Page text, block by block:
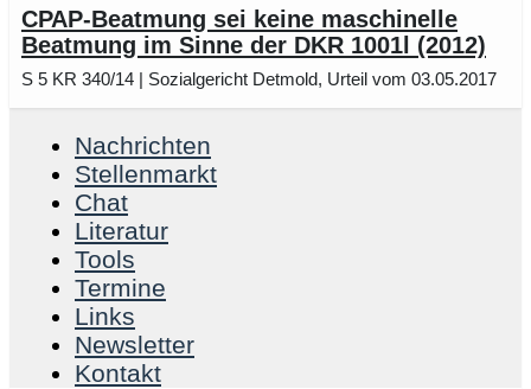
CPAP-Beatmung sei keine maschinelle
Beatmung im Sinne der DKR 1001l (2012)
S 5 KR 340/14 | Sozialgericht Detmold, Urteil vom 03.05.2017
Nachrichten
Stellenmarkt
Chat
Literatur
Tools
Termine
Links
Newsletter
Kontakt